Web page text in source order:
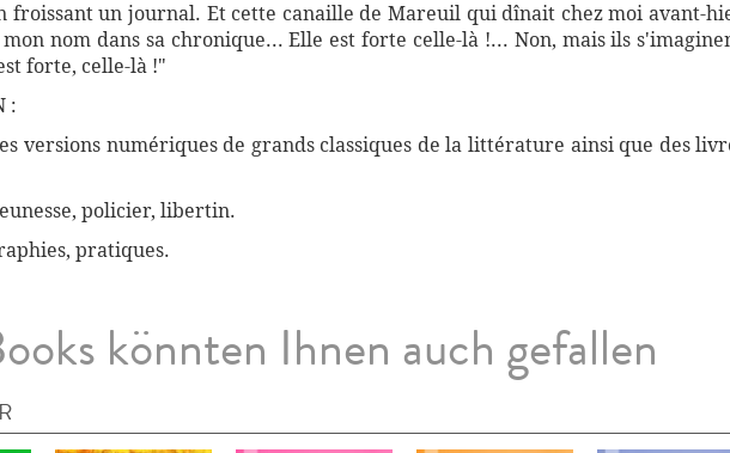
froissant un journal. Et cette canaille de Mareuil qui dînait chez moi avant-
nom dans sa chronique... Elle est forte celle-là !... Non, mais ils
forte, celle-là !"
:
versions numériques de grands classiques de la littérature ainsi que des
policier, libertin.
pratiques.
könnten Ihnen auch gefallen